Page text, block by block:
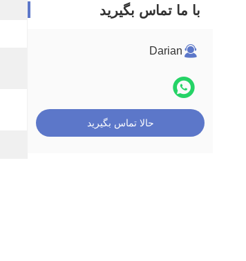
با ما تماس بگیرید
Darian
حالا تماس بگیرید